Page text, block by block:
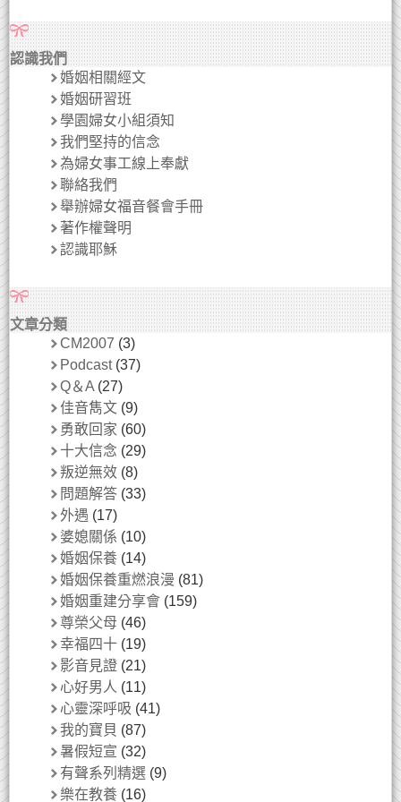
認識我們
婚姻相關經文
婚姻研習班
學園婦女小組須知
我們堅持的信念
為婦女事工線上奉獻
聯絡我們
舉辦婦女福音餐會手冊
著作權聲明
認識耶穌
文章分類
CM2007 (3)
Podcast(37)
Q＆A (27)
佳音雋文 (9)
勇敢回家 (60)
十大信念 (29)
叛逆無效 (8)
問題解答 (33)
外遇 (17)
婆媳關係 (10)
婚姻保養 (14)
婚姻保養重燃浪漫 (81)
婚姻重建分享會 (159)
尊榮父母 (46)
幸福四十 (19)
影音見證 (21)
心好男人 (11)
心靈深呼吸 (41)
我的寶貝 (87)
暑假短宣 (32)
有聲系列精選 (9)
樂在教養 (16)